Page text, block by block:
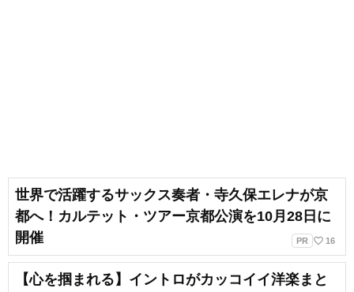
世界で活躍するサックス奏者・寺久保エレナが京
都へ！カルテット・ツアー京都公演を10月28日に
開催
PR favorite_border 16
【心を掴まれる】イントロがカッコイイ洋楽まと